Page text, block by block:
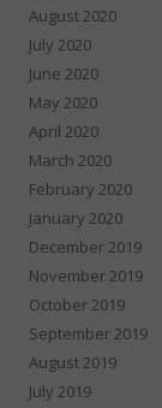
August 2020
July 2020
June 2020
May 2020
April 2020
March 2020
February 2020
January 2020
December 2019
November 2019
October 2019
September 2019
August 2019
July 2019